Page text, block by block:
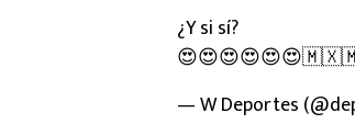
¿Y si sí?
— W Deportes